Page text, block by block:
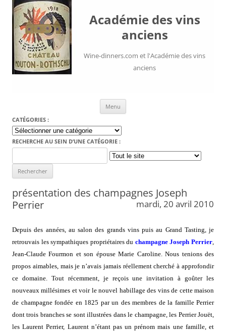
Académie des vins
anciens
Wine-dinners.com et l'Académie des vins
anciens
Menu
CATÉGORIES :
Catégories
:
RECHERCHE AU SEIN D’UNE CATÉGORIE :
for:
présentation des champagnes Joseph
Perrier
mardi, 20 avril 2010
Depuis des années, au salon des grands vins puis au Grand Tasting, je
retrouvais les sympathiques propriétaires du champagne Joseph Perrier
Jean-Claude Fourmon et son épouse Marie Caroline. Nous tenions des
propos aimables, mais je n’avais jamais réellement cherché à approfondir
ce domaine. Tout récemment, je reçois une invitation à goûter les
nouveaux millésimes et voir le nouvel habillage des vins de cette maison
de champagne fondée en 1825 par un des membres de la famille Perrier
dont trois branches se sont illustrées dans le champagne, les Perrier Jouët,
les Laurent Perrier, Laurent n’étant pas un prénom mais une famille, et